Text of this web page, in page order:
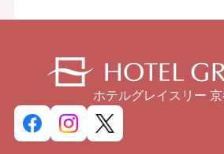
ホテルグレイスリー